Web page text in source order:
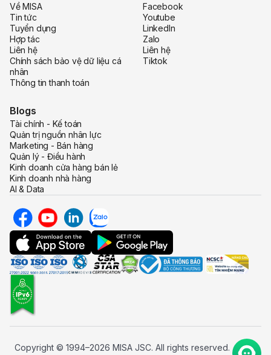
Về MISA
Tin tức
Tuyển dụng
Hợp tác
Liên hệ
Chính sách bảo vệ dữ liệu cá
nhân
Thông tin thanh toán
Facebook
Youtube
LinkedIn
Zalo
Liên hệ
Tiktok
Blogs
Tài chính - Kế toán
Quản trị nguồn nhân lực
Marketing - Bán hàng
Quản lý - Điều hành
Kinh doanh cửa hàng bán lẻ
Kinh doanh nhà hàng
AI & Data
Copyright © 1994–2026 MISA JSC. All rights reserved.